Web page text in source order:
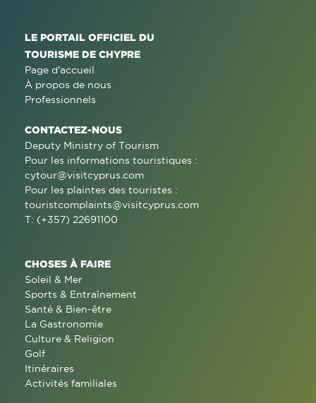
LE PORTAIL OFFICIEL DU
TOURISME DE CHYPRE
Page d'accueil
À propos de nous
Professionnels
CONTACTEZ-NOUS
Deputy Ministry of Tourism
Pour les informations touristiques :
cytour@visitcyprus.com
Pour les plaintes des touristes :
touristcomplaints@visitcyprus.com
T: (+357) 22691100
CHOSES À FAIRE
Soleil & Mer
Sports & Entraînement
Santé & Bien-être
La Gastronomie
Culture & Religion
Golf
Itinéraires
Activités familiales